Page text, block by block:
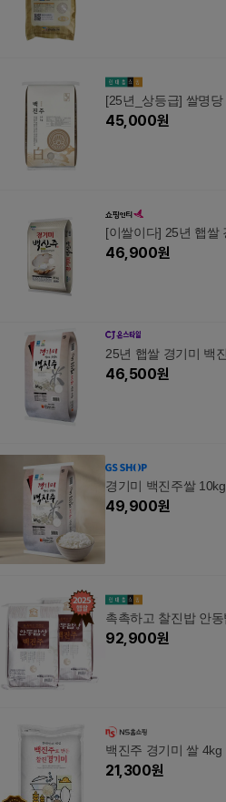
[25년_상등급] 쌀명
45,000원
[이쌀이다] 25년 햅쌀
46,900원
25년 햅쌀 경기미 백
46,500원
경기미 백진주쌀
49,900원
촉촉하고 찰진밥 안
92,900원
백진주 경기미 쌀
21,300원